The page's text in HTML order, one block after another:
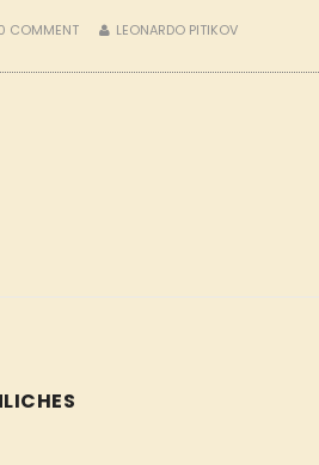
COMMENT LEONARDO PITIKOV